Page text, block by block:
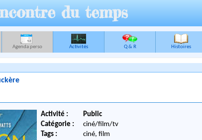
du temps
Agenda perso Activités Q & R Histoires
Activité :
Public
Catégorie :
ciné/film/tv
Tags :
ciné, film